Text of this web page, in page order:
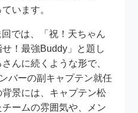
います。
では、「祝！天ちゃん
！最強Buddy」と題し
んに続くような形で、
バーの副キャプテン就任
景には、キャプテン松
ームの雰囲気や、メン